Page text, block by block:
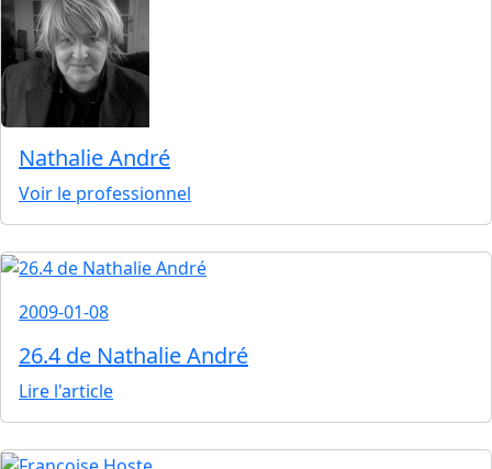
Nathalie André
Voir le professionnel
2009-01-08
26.4 de Nathalie André
Lire l'article